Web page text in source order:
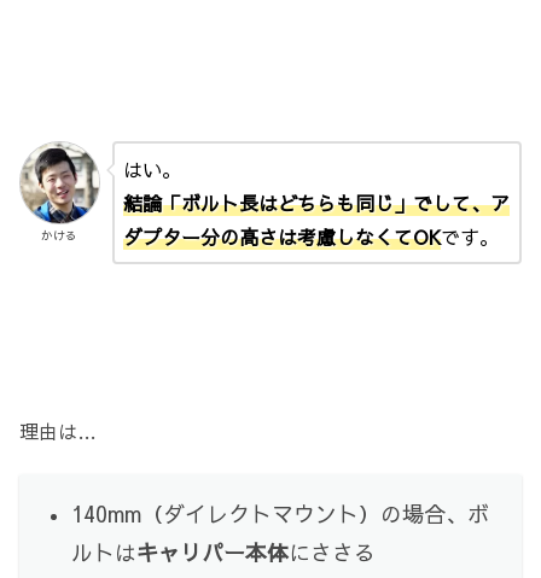
かける
はい。
結論「ボルト長はどちらも同じ」でして、ア
ダプター分の高さは考慮しなくてOKです。
理由は…
140mm（ダイレクトマウント）の場合、ボ
ルトはキャリパー本体にささる